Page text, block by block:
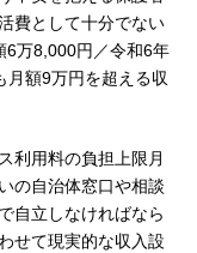
費として十分でない
6万8,000円／令和6年
月額9万円を超える収
利用料の負担上限月
の自治体窓口や相談
自立しなければなら
せて現実的な収入設